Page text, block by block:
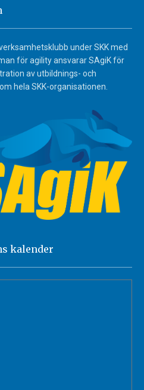
under SKK med
för agility ansvarar SAgiK för
av utbildnings- och
hela SKK-organisationen.
kalender